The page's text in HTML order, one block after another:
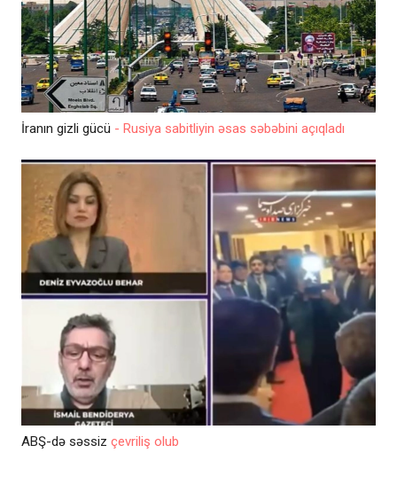
İranın gizli gücü - Rusiya sabitliyin əsas səbəbini açıqladı
ABŞ-də səssiz çevriliş olub